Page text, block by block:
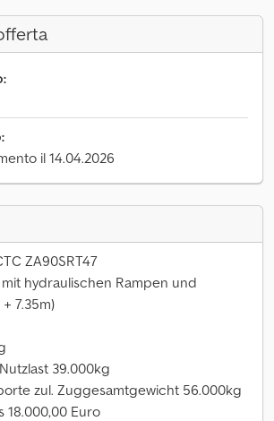
il 14.04.2026
ZA90SRT47
mit hydraulischen Rampen und
7.35m)
39.000kg
zul. Zuggesamtgewicht 56.000kg
Euro